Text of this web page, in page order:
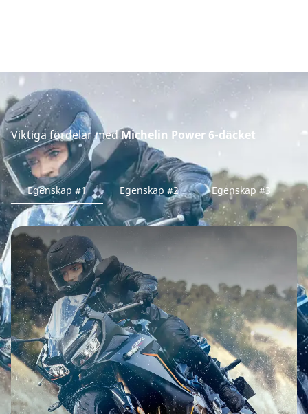
Viktiga fördelar medMichelin Power 6-däcket
Egenskap #1 Egenskap #2 Egenskap #3